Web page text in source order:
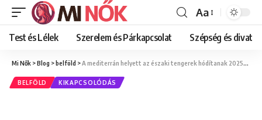
Font
Resizer
Aa
Test és Lélek Szerelem és Párkapcsolat Szépség és divat
Mi Nők >Blog >belföld >A mediterrán helyett az északi tengerek hódítanak 2025-ben, ezért és így érdemes újratervezned a nyaralást
BELFÖLD KIKAPCSOLÓDÁS